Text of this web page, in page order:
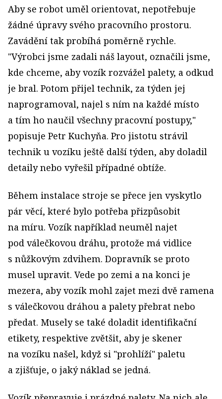
Aby se robot uměl orientovat, nepotřebuje
žádné úpravy svého pracovního prostoru.
Zavádění tak probíhá poměrně rychle.
"Výrobci jsme zadali náš layout, označili jsme,
kde chceme, aby vozík rozvážel palety, a odkud
je bral. Potom přijel technik, za týden jej
naprogramoval, najel s ním na každé místo
a tím ho naučil všechny pracovní postupy,"
popisuje Petr Kuchyňa. Pro jistotu strávil
technik u vozíku ještě další týden, aby doladil
detaily nebo vyřešil případné obtíže.
Během instalace stroje se přece jen vyskytlo
pár věcí, které bylo potřeba přizpůsobit
na míru. Vozík například neuměl najet
pod válečkovou dráhu, protože má vidlice
s nůžkovým zdvihem. Dopravník se proto
musel upravit. Vede po zemi a na konci je
mezera, aby vozík mohl zajet mezi dvě ramena
s válečkovou dráhou a palety přebrat nebo
předat. Musely se také doladit identifikační
etikety, respektive zvětšit, aby je skener
na vozíku našel, když si "prohlíží" paletu
a zjišťuje, o jaký náklad se jedná.